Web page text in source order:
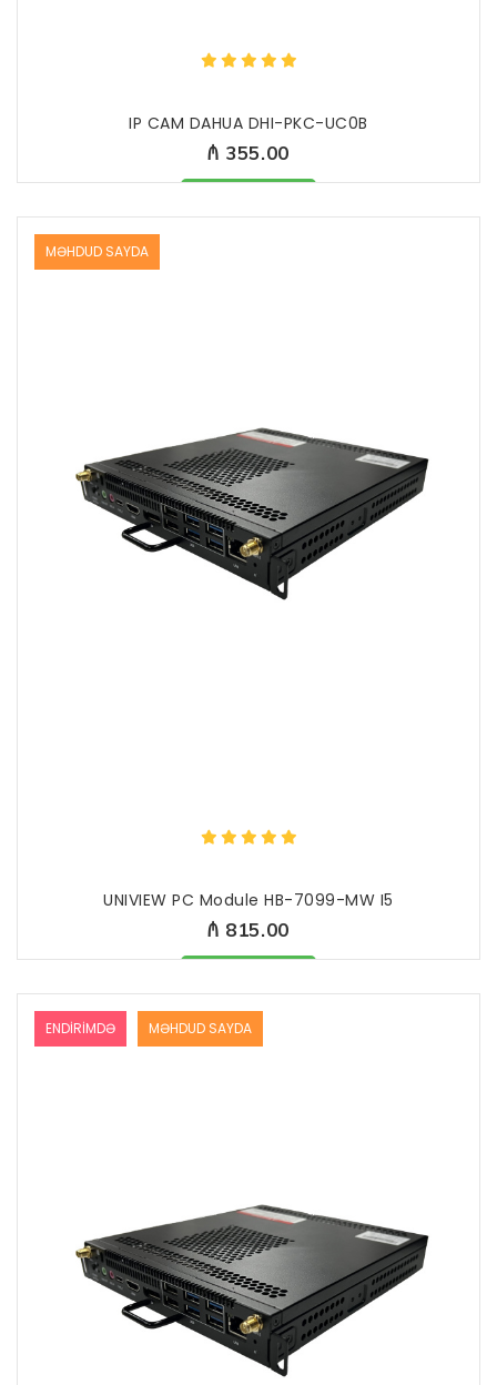
IP CAM DAHUA DHI-PKC-UC0B
₼ 355.00
Məhsul mövcuddur
MƏHDUD SAYDA
UNIVIEW PC Module HB-7099-MW I5
₼ 815.00
Məhsul mövcuddur
ENDIRIMDƏ MƏHDUD SAYDA